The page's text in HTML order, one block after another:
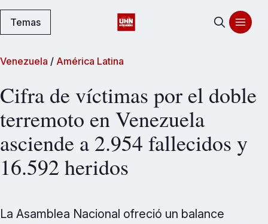
Temas
Venezuela / América Latina
Cifra de víctimas por el doble
terremoto en Venezuela
asciende a 2.954 fallecidos y
16.592 heridos
La Asamblea Nacional ofreció un balance